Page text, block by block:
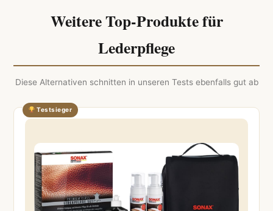
Weitere Top-Produkte für
Lederpflege
Diese Alternativen schnitten in unseren Tests ebenfalls gut ab
Testsieger